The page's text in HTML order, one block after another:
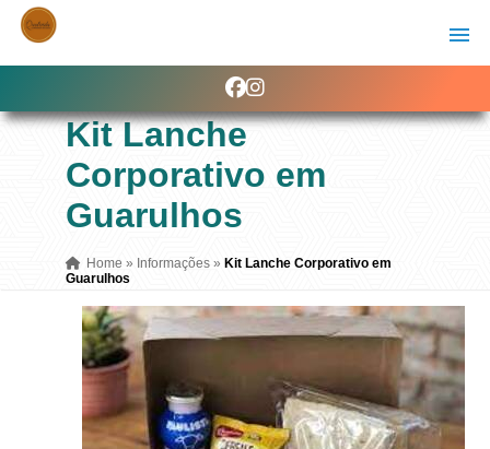
Kit Lanche
Corporativo em
Guarulhos
Home » Informações » Kit Lanche Corporativo em
Guarulhos